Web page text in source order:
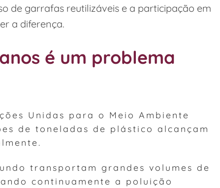
de garrafas reutilizáveis e a participação em
a diferença.
é um problema
Unidas para o Meio Ambiente
de toneladas de plástico alcançam
transportam grandes volumes de
continuamente a poluição